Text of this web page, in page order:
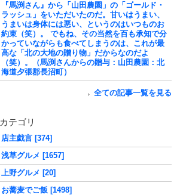
『馬渕さん』から「山田農園」の「ゴールド・
ラッシュ」をいただいたのだ。甘いはうまい、
うまいは身体には悪い、というのはいつものお
約束（笑）。 でもね、その当然を百も承知で分
かっていながらも食べてしまうのは、これが最
高な「北の大地の贈り物」だからなのだよ
（笑）。（馬渕さんからの贈与：山田農園：北
海道夕張郡長沼町）
全ての記事一覧を見る
カテゴリ
店主戯言 [374]
浅草グルメ [1657]
上野グルメ [20]
お蕎麦でご飯 [1498]